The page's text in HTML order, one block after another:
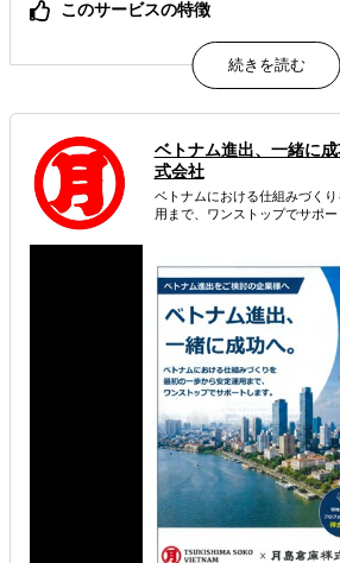
このサービスの特徴
1. 10年以上の関係を持つ現地パート
スムーズな支援を実現
2. 初回相談から調査・選定・交渉・
トップでサポート
属するジャンル
解決できる課題
どの国に進出するべきか決めたい
海外におけるリスク・コストを低減したい
ベトナム進出、一緒に成
式会社
ベトナムにおける仕組みづく
用まで、ワンストップでサポー